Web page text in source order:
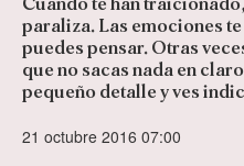
Cuando te han
paraliza. Las emociones
puedes pensar. Otras
que no sacas nada en
pequeño detalle y ves
21 octubre 2016 07:00